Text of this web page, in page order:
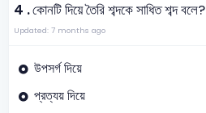
4 .কোনটি দিয়ে তৈরি শব্দকে সাধিত শব্দ বলে?
Updated: 7 months ago
উপসর্গ দিয়ে
প্রত্যয় দিয়ে